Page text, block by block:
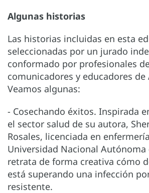
Algunas historias
Las historias incluidas en esta
seleccionadas por un jurado
conformado por profesionales
comunicadores y educadores de
Veamos algunas:
- Cosechando éxitos. Inspirada
el sector salud de su autora,
Rosales, licenciada en
Universidad Nacional Autónoma
retrata de forma creativa cómo
está superando una infección
resistente.